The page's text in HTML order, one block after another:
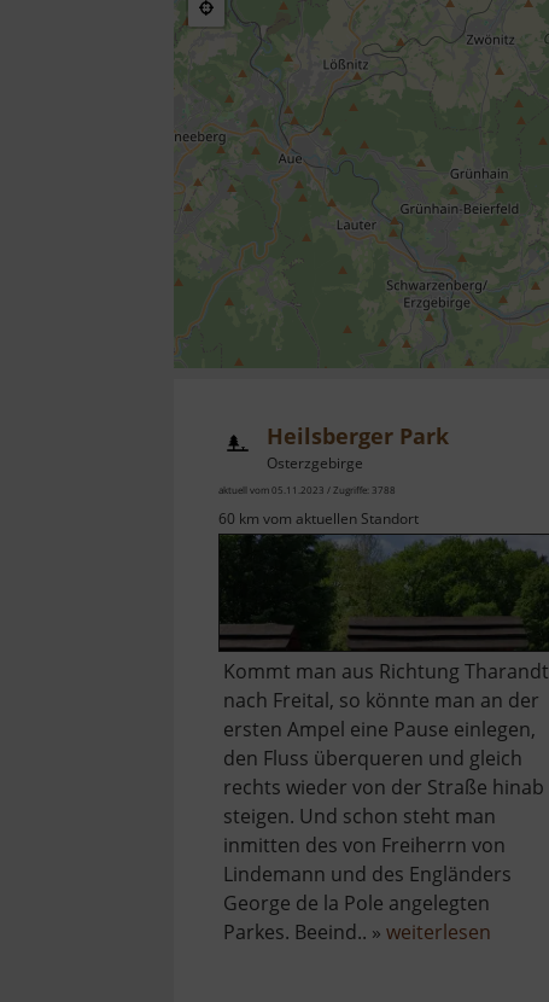
Heilsberger Park
Osterzgebirge
aktuell vom 05.11.2023 / Zugriffe: 3788
60 km vom aktuellen Standort
Kommt man aus Richtung Tharandt
nach Freital, so könnte man an der
ersten Ampel eine Pause einlegen,
den Fluss überqueren und gleich
rechts wieder von der Straße hinab
steigen. Und schon steht man
inmitten des von Freiherrn von
Lindemann und des Engländers
George de la Pole angelegten
Parkes. Beeind.. » weiterlesen